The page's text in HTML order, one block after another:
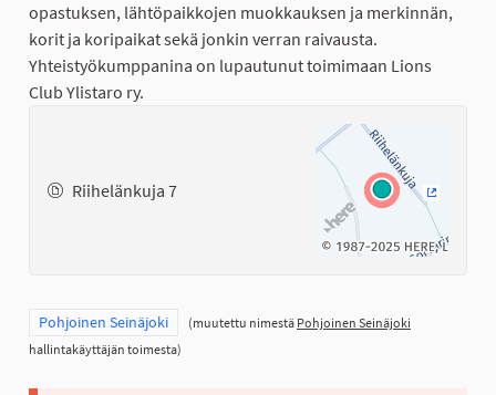
opastuksen, lähtöpaikkojen muokkauksen ja merkinnän,
korit ja koripaikat sekä jonkin verran raivausta.
Yhteistyökumppanina on lupautunut toimimaan Lions
Club Ylistaro ry.
Riihelänkuja 7
Rajaa tulokset teeman mukaan: Pohjoinen Seinäjoki
Pohjoinen Seinäjoki (muutettu nimestä Pohjoinen Seinäjoki
hallintakäyttäjän toimesta)